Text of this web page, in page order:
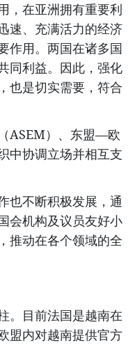
，在亚洲拥有重要利
速、充满活力的经济
作用。两国在诸多国
同利益。因此，强化
也是切实需要，符合
ASEM）、东盟—欧
中协调立场并相互支
也不断积极发展，通
会机构及议员友好小
推动在各个领域的全
。目前法国是越南在
盟内对越南提供官方